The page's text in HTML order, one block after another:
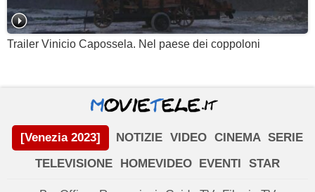
Trailer Vinicio Capossela. Nel paese dei coppoloni
[Venezia 2023] NOTIZIE VIDEO CINEMA SERIE
TELEVISIONE
HOMEVIDEO EVENTI STAR